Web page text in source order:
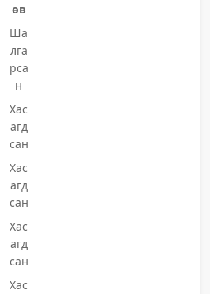
өв
Ша
лга
рса
н
Хас
агд
сан
Хас
агд
сан
Хас
агд
сан
Хас